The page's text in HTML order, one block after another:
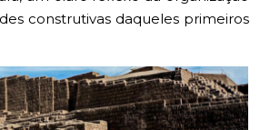
construtivas daqueles primeiros